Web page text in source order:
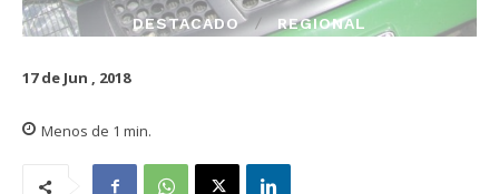
DESTACADO REGIONAL
17 de Jun , 2018
Menos de 1 min.